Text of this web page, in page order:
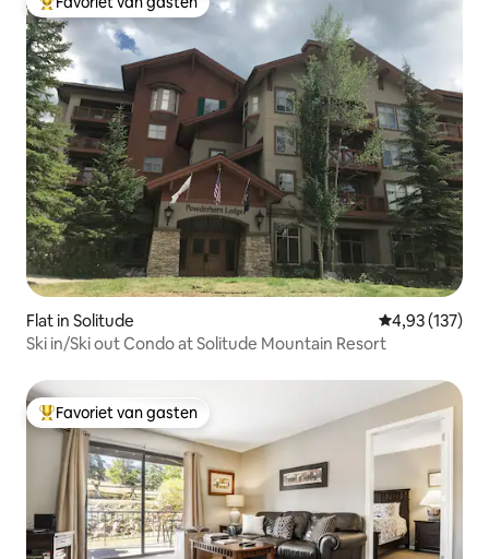
Topfavoriet van gasten
Flat in Solitude Gemiddelde
4,93 (137)
Ski in/Ski out Condo at Solitude Mountain Resort
Topfavoriet van gasten
Favoriet van gasten